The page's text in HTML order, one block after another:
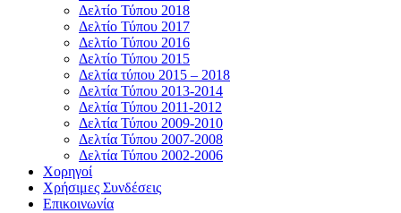
Δελτίο Τύπου 2018
Δελτίο Τύπου 2017
Δελτίο Τύπου 2016
Δελτίο Τύπου 2015
Δελτία τύπου 2015 – 2018
Δελτία Τύπου 2013-2014
Δελτία Τύπου 2011-2012
Δελτία Τύπου 2009-2010
Δελτία Τύπου 2007-2008
Δελτία Τύπου 2002-2006
Χορηγοί
Χρήσιμες Συνδέσεις
Επικοινωνία